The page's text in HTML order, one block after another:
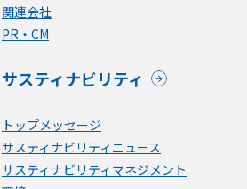
関連会社
PR・CM
サスティナビリティ
トップメッセージ
サスティナビリティニュース
サスティナビリティマネジメント